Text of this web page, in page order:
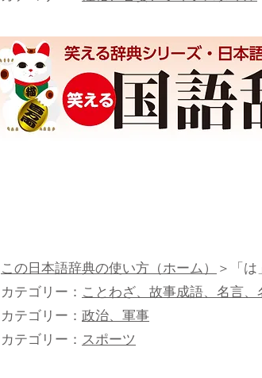
この日本語辞典の使い方（ホーム）＞ 「
カテゴリー： ことわざ、故事成語、名言、
カテゴリー： 政治、軍事
カテゴリー： スポーツ